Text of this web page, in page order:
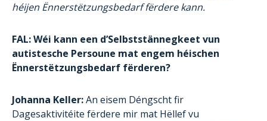
héijen Ënnerstëtzungsbedarf fërdere kann.
FAL: Wéi kann een d’Selbststännegkeet vun
autistesche Persoune mat engem héischen
Ënnerstëtzungsbedarf fërderen?
Johanna Keller:An eisem Déngscht fir
Dagesaktivitéite fërdere mir mat Hëllef vu